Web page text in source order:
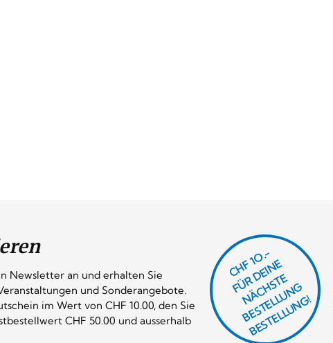
Newsletter an und erhalten Sie
und Sonderangebote.
im Wert von CHF 10.00, den Sie
CHF 50.00 und ausserhalb
CHF 1O.-
F
Ü
R
D
EI
N
E
N
Ä
C
H
S
T
E
B
E
S
T
E
L
L
U
N
G
B
E
S
T
E
L
L
U
N
G!